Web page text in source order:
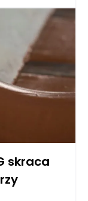
decydujący o
HASBORG
użytkowaniu,
skraca